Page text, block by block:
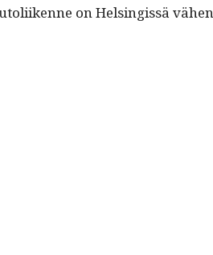
on Helsingis­sä